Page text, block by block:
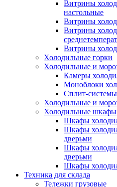
Витрины
настольные
Витрины
Витрины
Витрины
Холодильные горки
Холодильные и
Камеры
Моноблоки
Сплит-системы
Холодильные и
Холодильные шкафы
Шкафы
Шкафы
дверьми
Шкафы
дверьми
Шкафы
Техника для склада
Тележки грузовые